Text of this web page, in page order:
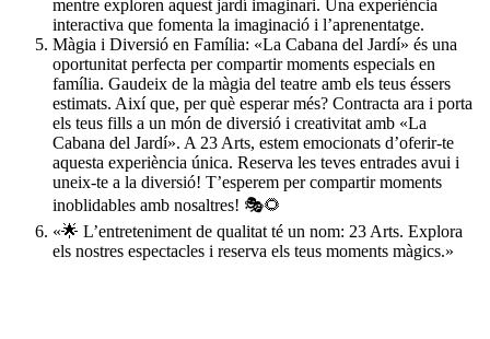
mentre exploren aquest jardí imaginari. Una experiència
interactiva que fomenta la imaginació i l’aprenentatge.
Màgia i Diversió en Família: «La Cabana del Jardí» és una
oportunitat perfecta per compartir moments especials en
família. Gaudeix de la màgia del teatre amb els teus éssers
estimats. Així que, per què esperar més? Contracta ara i porta
els teus fills a un món de diversió i creativitat amb «La
Cabana del Jardí». A 23 Arts, estem emocionats d’oferir-te
aquesta experiència única. Reserva les teves entrades avui i
uneix-te a la diversió! T’esperem per compartir moments
inoblidables amb nosaltres! 🎭🌻
«🌟 L’entreteniment de qualitat té un nom: 23 Arts. Explora
els nostres espectacles i reserva els teus moments màgics.»